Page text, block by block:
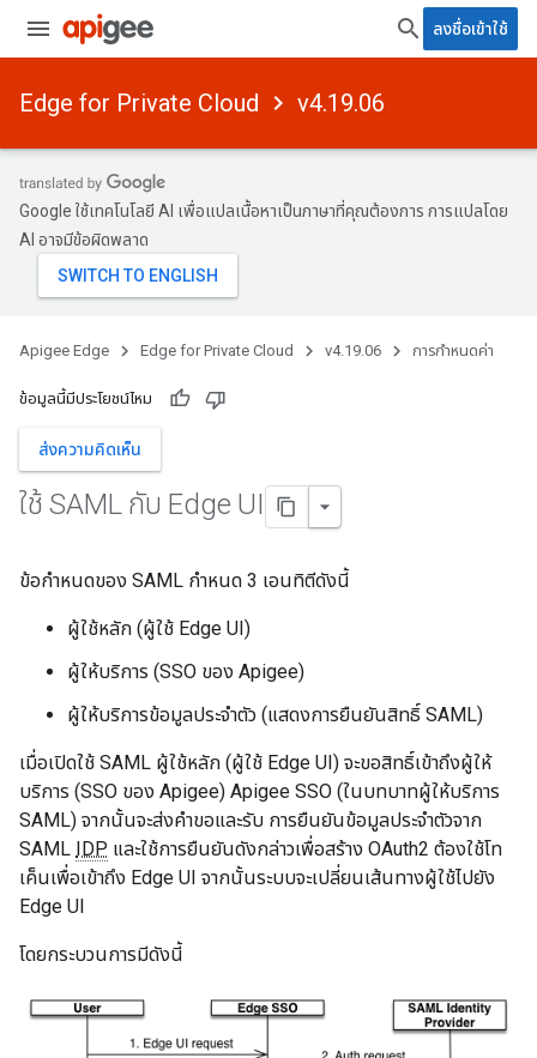
ลงชื่อเข้าใช้
Edge for Private Cloud v4.19.06
Google ใช้เทคโนโลยี AI เพื่อแปลเนื้อหาเป็นภาษาที่คุณต้องการ การแปลโดย
AI อาจมีข้อผิดพลาด
Apigee Edge Edge for Private Cloud v4.19.06 การกำหนดค่า
ข้อมูลนี้มีประโยชน์ไหม
ส่งความคิดเห็น
ใช้ SAML กับ Edge UI
ข้อกำหนดของ SAML กำหนด 3 เอนทิตีดังนี้
ผู้ใช้หลัก (ผู้ใช้ Edge UI)
ผู้ให้บริการ (SSO ของ Apigee)
ผู้ให้บริการข้อมูลประจำตัว (แสดงการยืนยันสิทธิ์ SAML)
เมื่อเปิดใช้ SAML ผู้ใช้หลัก (ผู้ใช้ Edge UI) จะขอสิทธิ์เข้าถึงผู้ให้
บริการ (SSO ของ Apigee) Apigee SSO (ในบทบาทผู้ให้บริการ
SAML) จากนั้นจะส่งคำขอและรับ การยืนยันข้อมูลประจำตัวจาก
SAML IDP และใช้การยืนยันดังกล่าวเพื่อสร้าง OAuth2 ต้องใช้โท
เค็นเพื่อเข้าถึง Edge UI จากนั้นระบบจะเปลี่ยนเส้นทางผู้ใช้ไปยัง
Edge UI
โดยกระบวนการมีดังนี้